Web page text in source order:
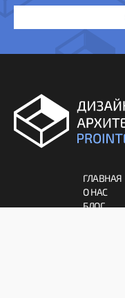
ГЛАВНАЯ
О НАС
БЛОГ